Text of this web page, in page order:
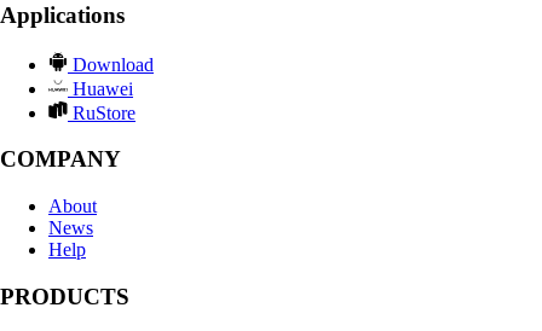
Applications
Download
Huawei
RuStore
COMPANY
About
News
Help
PRODUCTS